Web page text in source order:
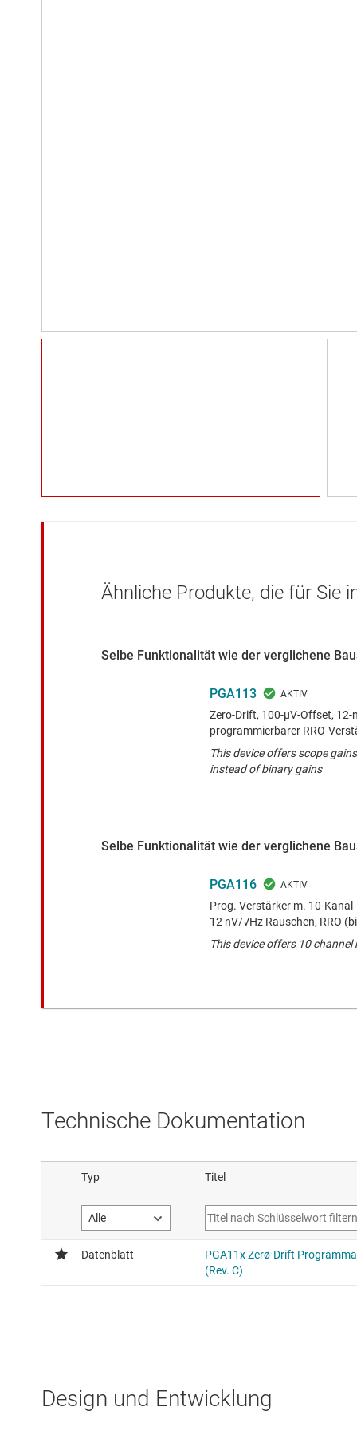
Ähnliche Produkte, die für Sie
Selbe Funktionalität wie der verglichene
PGA113
Zero-Drift, 100-µV-Offset, 12-
programmierbarer RRO-
This device offers scope
instead of binary gains
Selbe Funktionalität wie der verglichene
PGA116
Prog. Verstärker m. 10-
12 nV/√Hz Rauschen, RRO
This device offers 10
Technische Dokumentation
Design und Entwicklung